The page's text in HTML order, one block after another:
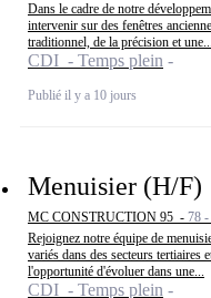
Dans le cadre de notre
intervenir sur des fenêtres
traditionnel, de la précision et une...
CDI - Temps plein
Publié il y a 10 jours
Menuisier (H/F)
MC CONSTRUCTION 95 - 78
Rejoignez notre équipe de
variés dans des secteurs
l'opportunité d'évoluer dans une...
CDI - Temps plein